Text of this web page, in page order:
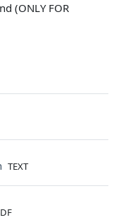
(ONLY FOR
File
TEXT